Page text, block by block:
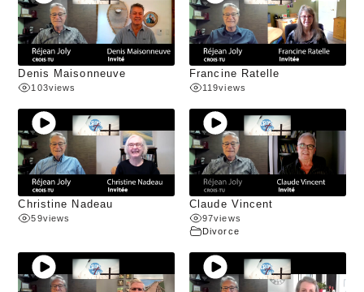
Denis Maisonneuve
103views
Francine Ratelle
119views
Christine Nadeau
59views
Claude Vincent
97views
Divorce